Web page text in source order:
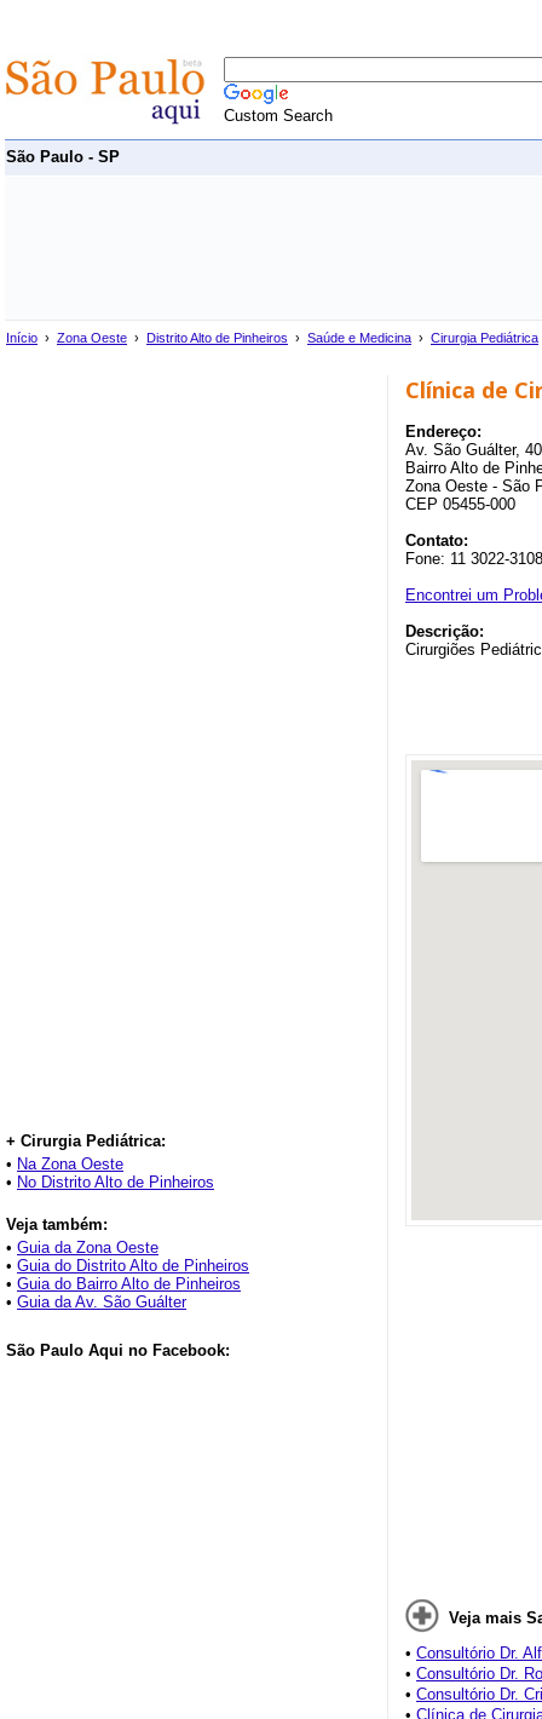
Custom Search
São Paulo - SP
Início › Zona Oeste › Distrito Alto de Pinheiros › Saúde e Medicina › Cirurgia Pediátrica
+ Cirurgia Pediátrica:
• Na Zona Oeste
• No Distrito Alto de Pinheiros
Veja também:
• Guia da Zona Oeste
• Guia do Distrito Alto de Pinheiros
• Guia do Bairro Alto de Pinheiros
• Guia da Av. São Guálter
São Paulo Aqui no Facebook:
Clínica de
Endereço:
Av. São Guálter,
Bairro Alto de
Zona Oeste - São
CEP 05455-000
Contato:
Fone: 11 3022-
Encontrei um
Descrição:
Cirurgiões
Veja mais
• Consultório Dr.
• Consultório Dr.
• Consultório Dr.
• Clínica de